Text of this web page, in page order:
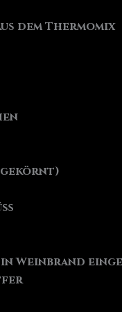
dem Thermomix
Weinbrand